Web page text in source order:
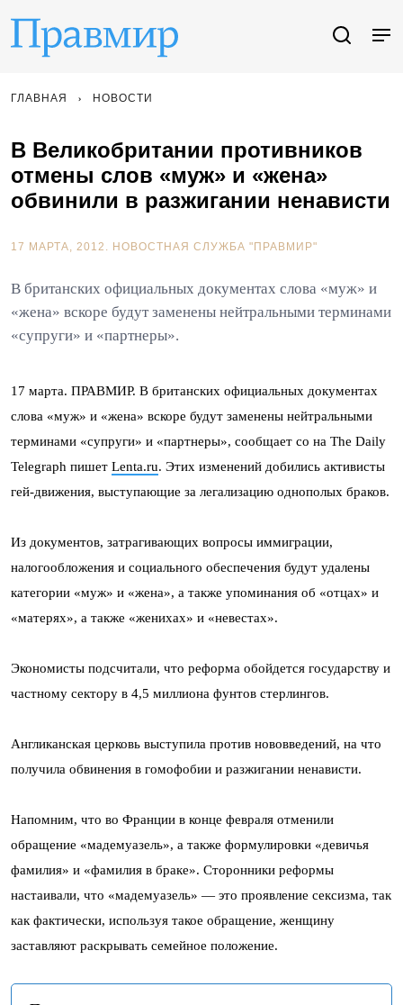
ГЛАВНАЯ НОВОСТИ
В Великобритании противников
отмены слов «муж» и «жена»
обвинили в разжигании ненависти
17 МАРТА, 2012. НОВОСТНАЯ СЛУЖБА "ПРАВМИР"
В британских официальных документах слова «муж» и
«жена» вскоре будут заменены нейтральными терминами
«супруги» и «партнеры».
17 марта. ПРАВМИР. В британских официальных документах
слова «муж» и «жена» вскоре будут заменены нейтральными
терминами «супруги» и «партнеры», сообщает со на The Daily
Telegraph пишет Lenta.ru. Этих изменений добились активисты
гей-движения, выступающие за легализацию однополых браков.
Из документов, затрагивающих вопросы иммиграции,
налогообложения и социального обеспечения будут удалены
категории «муж» и «жена», а также упоминания об «отцах» и
«матерях», а также «женихах» и «невестах».
Экономисты подсчитали, что реформа обойдется государству и
частному сектору в 4,5 миллиона фунтов стерлингов.
Англиканская церковь выступила против нововведений, на что
получила обвинения в гомофобии и разжигании ненависти.
Напомним, что во Франции в конце февраля отменили
обращение «мадемуазель», а также формулировки «девичья
фамилия» и «фамилия в браке». Сторонники реформы
настаивали, что «мадемуазель» — это проявление сексизма, так
как фактически, используя такое обращение, женщину
заставляют раскрывать семейное положение.